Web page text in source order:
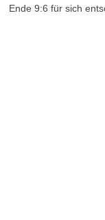
Ende 9:6 für sich